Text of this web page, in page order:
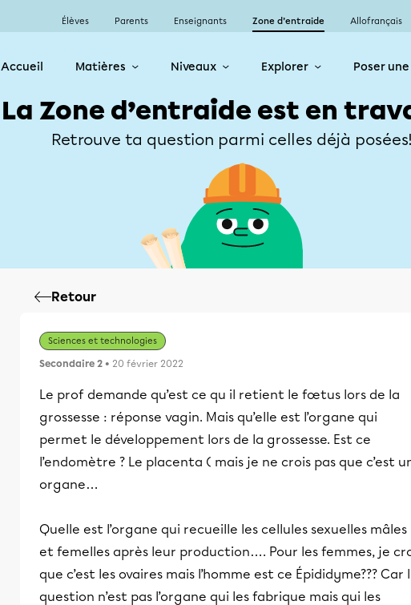
Élèves Parents Enseignants Zone d’entraide Allofrançais
Accueil Matières Niveaux Explorer Poser
La Zone d’entraide est en
Retrouve ta question parmi celles déjà
Retour
Sciences et technologies
Secondaire 2 • 20 février 2022
Le prof demande qu’est ce qu il retient le fœtus lors de la
grossesse : réponse vagin. Mais qu’elle est l’organe qui
permet le développement lors de la grossesse. Est ce
l’endomètre ? Le placenta ( mais je ne crois pas que c’est
organe…
Quelle est l’organe qui recueille les cellules sexuelles mâles
et femelles après leur production…. Pour les femmes, je
que c’est les ovaires mais l’homme est ce Épididyme??? Car
question n’est pas l’organe qui les fabrique mais qui les